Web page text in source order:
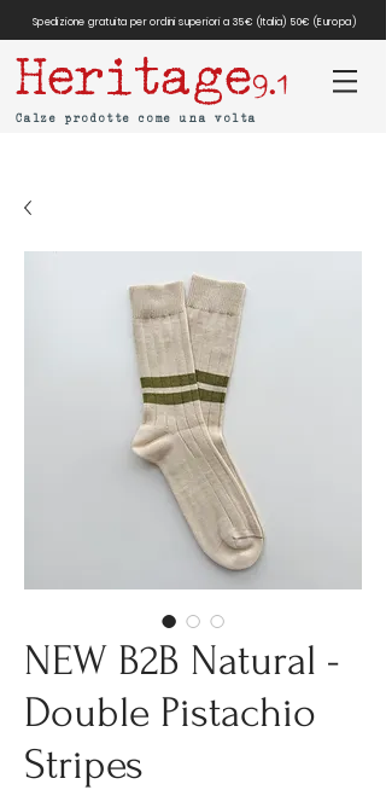
Spedizione gratuita per ordini superiori a 35€ (Italia) 50€ (Europa)
Heritage9.1
Calze prodotte come una volta
NEW B2B Natural -
Double Pistachio
Stripes